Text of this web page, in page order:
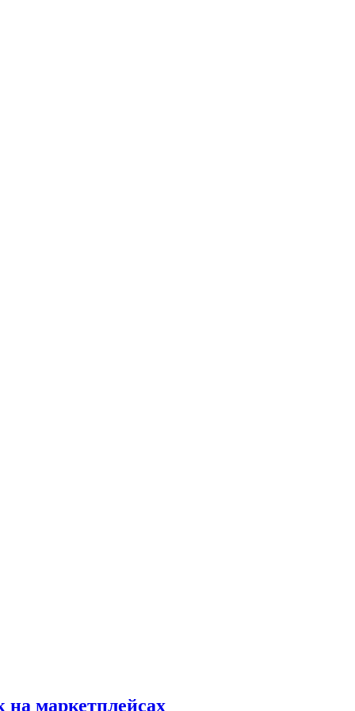
на маркетплейсах